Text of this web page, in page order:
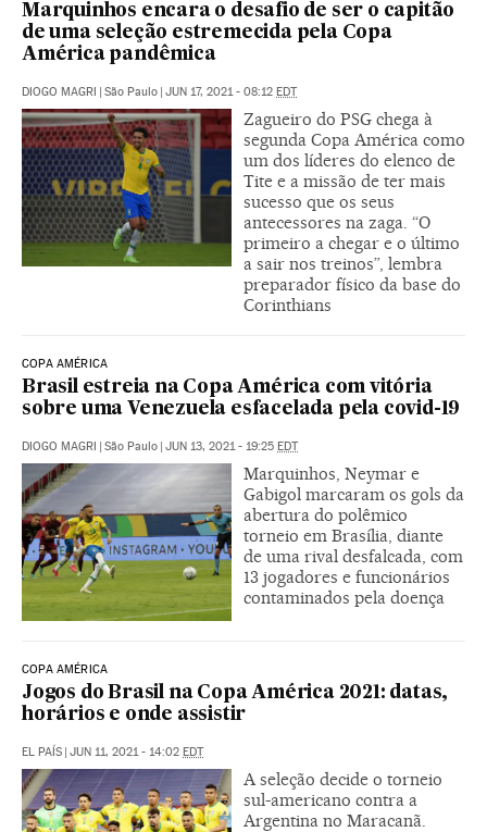
Marquinhos encara o desafio de ser o capitão
de uma seleção estremecida pela Copa
América pandêmica
DIOGO MAGRI | São Paulo | JUN 17, 2021 - 08:12 EDT
Zagueiro do PSG chega à
segunda Copa América como
um dos líderes do elenco de
Tite e a missão de ter mais
sucesso que os seus
antecessores na zaga. “O
primeiro a chegar e o último
a sair nos treinos”, lembra
preparador físico da base do
Corinthians
COPA AMÉRICA
Brasil estreia na Copa América com vitória
sobre uma Venezuela esfacelada pela covid-19
DIOGO MAGRI | São Paulo | JUN 13, 2021 - 19:25 EDT
Marquinhos, Neymar e
Gabigol marcaram os gols da
abertura do polêmico
torneio em Brasília, diante
de uma rival desfalcada, com
13 jogadores e funcionários
contaminados pela doença
COPA AMÉRICA
Jogos do Brasil na Copa América 2021: datas,
horários e onde assistir
EL PAÍS | JUN 11, 2021 - 14:02 EDT
A seleção decide o torneio
sul-americano contra a
Argentina no Maracanã.